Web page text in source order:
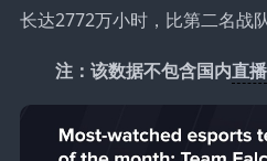
长达2772万小时，比第二名战
注：该数据不包含国内直播